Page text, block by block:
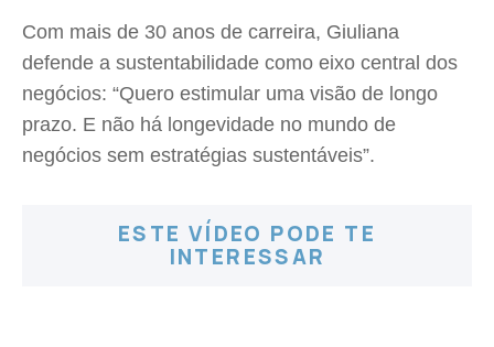
Com mais de 30 anos de carreira, Giuliana
defende a sustentabilidade como eixo central dos
negócios: “Quero estimular uma visão de longo
prazo. E não há longevidade no mundo de
negócios sem estratégias sustentáveis”.
ESTE VÍDEO PODE TE
INTERESSAR